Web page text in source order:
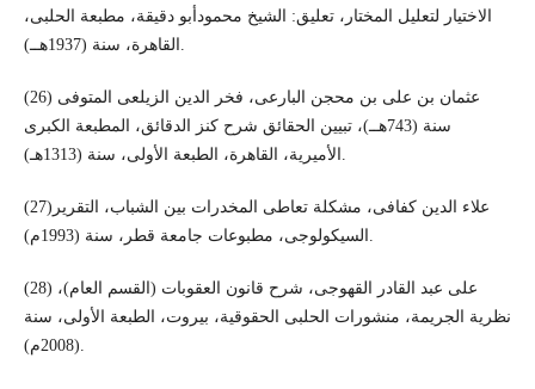
الاختيار لتعليل المختار، تعليق: الشيخ محمودأبو دقيقة، مطبعة الحلبى،
(26) عثمان بن على بن محجن البارعى، فخر الدين الزيلعى المتوفى
سنة (743هــ)، تبيين الحقائق شرح كنز الدقائق، المطبعة الكبرى
(27)علاء الدين كفافى، مشكلة تعاطى المخدرات بين الشباب، التقرير
(28) على عبد القادر القهوجى، شرح قانون العقوبات (القسم العام)،
نظرية الجريمة، منشورات الحلبى الحقوقية، بيروت، الطبعة الأولى، سنة